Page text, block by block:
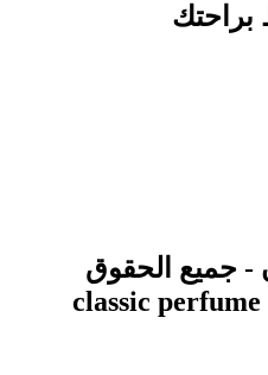
- جميع الحقوق